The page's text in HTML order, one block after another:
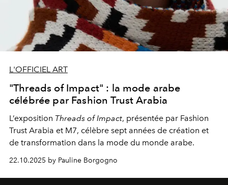
L'OFFICIEL ART
"Threads of Impact" : la mode arabe
célébrée par Fashion Trust Arabia
L’exposition Threads of Impact, présentée par Fashion
Trust Arabia et M7, célèbre sept années de création et
de transformation dans la mode du monde arabe.
22.10.2025 by Pauline Borgogno